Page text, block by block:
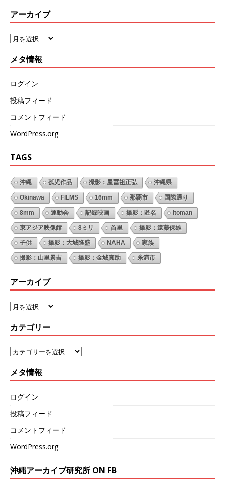
アーカイブ
メタ情報
ログイン
投稿フィード
コメントフィード
WordPress.org
TAGS
沖縄 孤児作品 撮影：屋冨祖正弘 沖縄県
Okinawa FILMS 16mm 那覇市 国際通り
8mm 運動会 記録映画 撮影：匿名 Itoman
東アジア映像館 8ミリ 首里 撮影：遠藤保雄
子供 撮影：大城隆盛 NAHA 家族
撮影：山里景吉 撮影：金城真助 糸満市
アーカイブ
カテゴリー
メタ情報
ログイン
投稿フィード
コメントフィード
WordPress.org
沖縄アーカイブ研究所 ON FB